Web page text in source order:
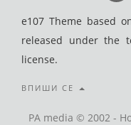
e107 Theme based
released under the
license.
ВПИШИ СЕ
PA media © 2002 -